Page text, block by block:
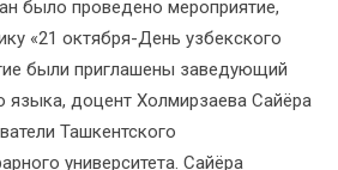
было проведено мероприятие,
«21 октября-День узбекского
были приглашены заведующий
языка, доцент Холмирзаева Сайёра
Ташкентского
университета. Сайёра